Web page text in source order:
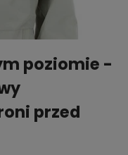
poziomie -
przed